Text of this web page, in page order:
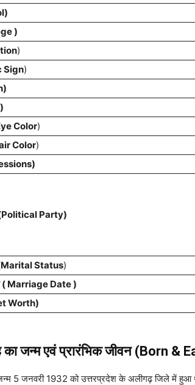
)
)
Sign)
Color)
Color)
Party)
(Marital Status)
( Marriage Date )
Worth)
का जन्म एवं प्रारंभिक जीवन (Born &
5 जनवरी 1932 को उत्तरप्रदेश के अलीगढ़ जिले में हुआ